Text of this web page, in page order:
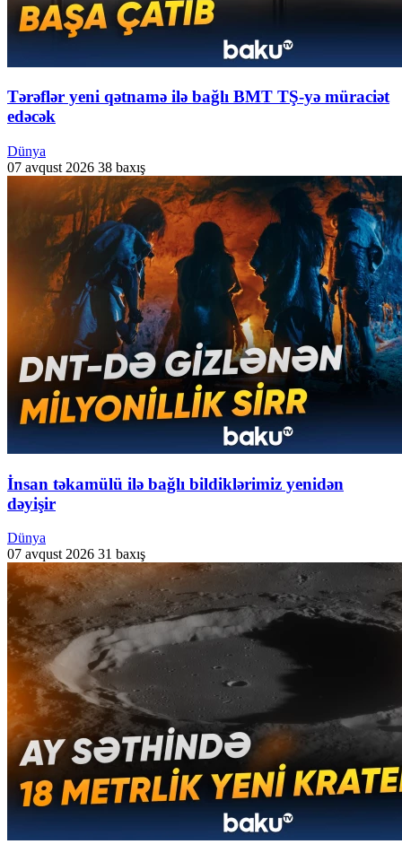
Tərəflər yeni qətnamə ilə bağlı BMT TŞ-yə müraciət
edəcək
Dünya
07 avqust 2026 38 baxış
İnsan təkamülü ilə bağlı bildiklərimiz yenidən
dəyişir
Dünya
07 avqust 2026 31 baxış